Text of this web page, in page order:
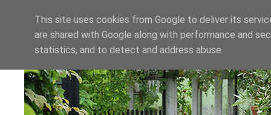
This site uses cookies from Google to deliver its
are shared with Google along with performance and
statistics, and to detect and address abuse.